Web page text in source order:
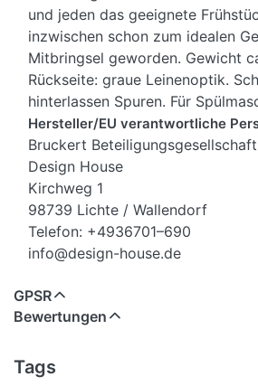
und jeden das geeignete
inzwischen schon zum idealen
Mitbringsel geworden. Gewicht
Rückseite: graue Leinenoptik.
hinterlassen Spuren. Für
Hersteller/EU verantwortliche
Bruckert
Design House
Kirchweg 1
98739 Lichte / Wallendorf
Telefon: +4936701–690
info@design-house.de
GPSR
Bewertungen
Tags